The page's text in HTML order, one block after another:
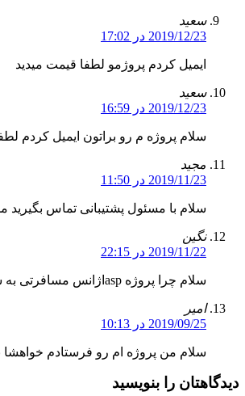
سعید
2019/12/23 در 17:02
ایمیل کردم پروژمو لطفا قیمت میدید
سعید
2019/12/23 در 16:59
سلام پروژه م رو براتون ایمیل کردم
مجید
2019/11/23 در 11:50
سلام با مسئول پشتیبانی تماس
نگین
2019/11/22 در 22:15
سلام چرا پروژه aspاژانس مسافرتی به سبد خریدم اضافه نمیشه هرکاری میکنم؟بقیه میشن فقط اون نمیشه
امیر
2019/09/25 در 10:13
سلام من پروژه ام رو فرستادم خواهشا
دیدگاهتان را بنویسید